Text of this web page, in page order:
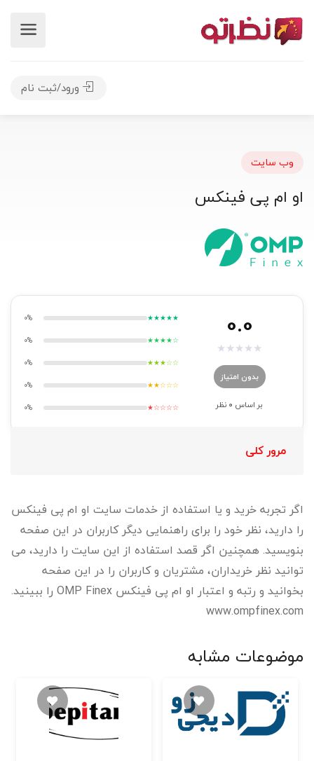
ورود/ثبت نام
وب سایت
او ام پی فینکس
0.0
★
★
★
★
★
بدون امتیاز
بر اساس 0 نظر
★★★★★
0%
★★★★☆
0%
★★★☆☆
0%
★★☆☆☆
0%
★☆☆☆☆
0%
مرور کلی
اگر تجربه خرید و یا استفاده از خدمات سایت او ام پی فینکس
را دارید، نظر خود را برای راهنمایی دیگر کاربران در این صفحه
بنویسید. همچنین اگر قصد استفاده از این سایت را دارید، می
توانید نظر خریداران، مشتریان و کاربران را در این صفحه
بخوانید و رتبه و اعتبار او ام پی فینکس OMP Finex را ببینید.
www.ompfinex.com
موضوعات مشابه